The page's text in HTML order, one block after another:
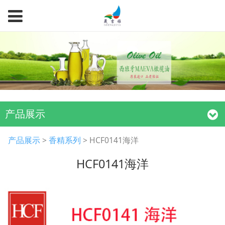
产品展示
HCF0141海洋
产品展示> 香精系列 > HCF0141海洋
HCF0141海洋